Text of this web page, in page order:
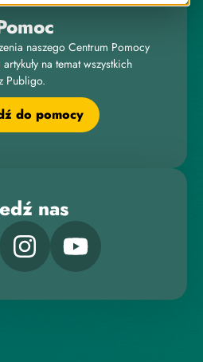
naszego Centrum Pomocy
na temat wszystkich
Publigo.
do pomocy
nas